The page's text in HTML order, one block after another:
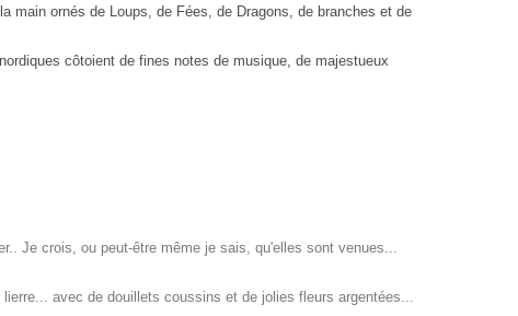
main ornés de Loups, de Fées, de Dragons, de branches et de
côtoient de fines notes de musique, de majestueux
Je crois, ou peut-être même je sais, qu'elles sont venues...
avec de douillets coussins et de jolies fleurs argentées...